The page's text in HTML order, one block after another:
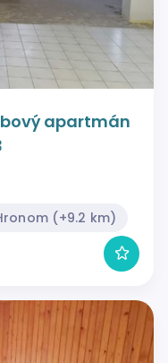
apartmán
(+9.2 km)